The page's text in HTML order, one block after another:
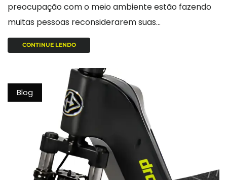
preocupação com o meio ambiente estão fazendo
muitas pessoas reconsiderarem suas...
CONTINUE LENDO
Blog